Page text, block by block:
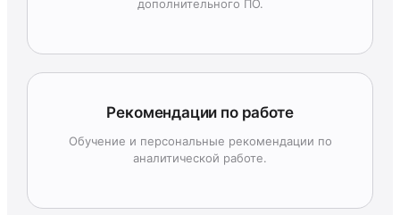
дополнительного ПО.
Рекомендации по работе
Обучение и персональные рекомендации по
аналитической работе.